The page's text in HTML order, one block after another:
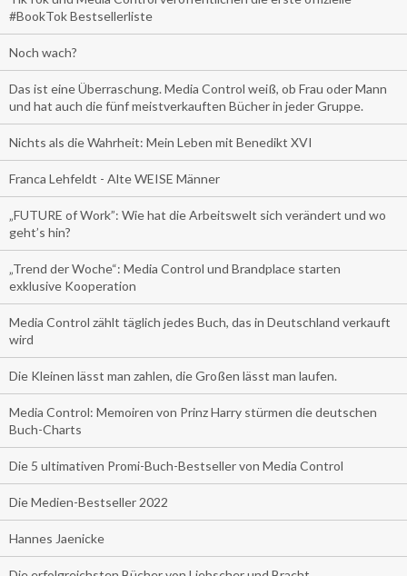
#BookTok Bestsellerliste
Noch wach?
Das ist eine Überraschung. Media Control weiß, ob Frau oder Mann
und hat auch die fünf meistverkauften Bücher in jeder Gruppe.
Nichts als die Wahrheit: Mein Leben mit Benedikt XVI
Franca Lehfeldt - Alte WEISE Männer
„FUTURE of Work”: Wie hat die Arbeitswelt sich verändert und wo
geht’s hin?
„Trend der Woche“: Media Control und Brandplace starten
exklusive Kooperation
Media Control zählt täglich jedes Buch, das in Deutschland verkauft
wird
Die Kleinen lässt man zahlen, die Großen lässt man laufen.
Media Control: Memoiren von Prinz Harry stürmen die deutschen
Buch-Charts
Die 5 ultimativen Promi-Buch-Bestseller von Media Control
Die Medien-Bestseller 2022
Hannes Jaenicke